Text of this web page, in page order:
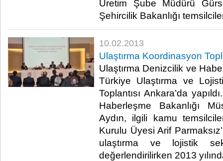
Üretim Şube Müdürü
Şehircilik Bakanlığı
10.02.2013
Ulaştırma Koordinasyon
Ulaştırma Denizcilik ve
Türkiye Ulaştırma ve
Toplantısı Ankara’da
Haberleşme Bakanlığı
Aydın, ilgili kamu
Kurulu Üyesi Arif
ulaştırma ve lojistik
değerlendirilirken 2013